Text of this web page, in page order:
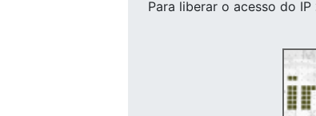
Para liberar o acesso do IP